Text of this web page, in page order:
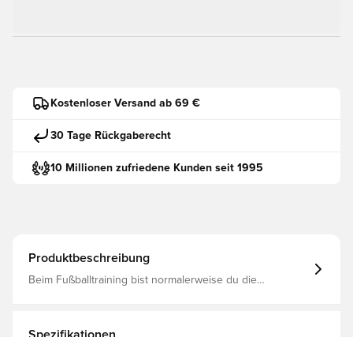
Kostenloser Versand ab 69 €
30 Tage Rückgaberecht
10 Millionen zufriedene Kunden seit 1995
Produktbeschreibung
Beim Fußballtraining bist normalerweise du die
und das Mesh-Futter halten dich angenehm trocken.